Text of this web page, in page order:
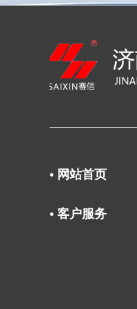
• 网站首页
• 客户服务